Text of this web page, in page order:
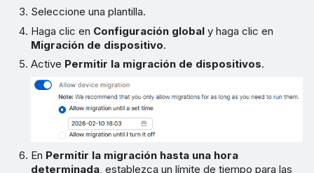
Seleccione una plantilla.
Haga clic en Configuración global y haga clic en
Migración de dispositivo.
Active Permitir la migración de dispositivos.
En Permitir la migración hasta una hora
determinada , establezca un límite de tiempo para las